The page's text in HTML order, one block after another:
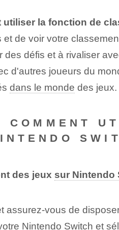
utiliser la fonction de
de voir votre
défis et à rivaliser
d'autres joueurs du
dans le monde des jeux.
des jeux sur Nintendo
assurez-vous de
Nintendo Switch et